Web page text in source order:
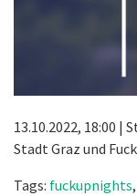
13.10.2022, 18:00
Stadt Graz und
Tags: fuckupnights,